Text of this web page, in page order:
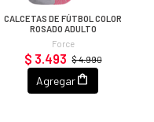
CALCETAS DE FÚTBOL COLOR
ROSADO ADULTO
Force
$ 4.990
$ 3.493
Agregar